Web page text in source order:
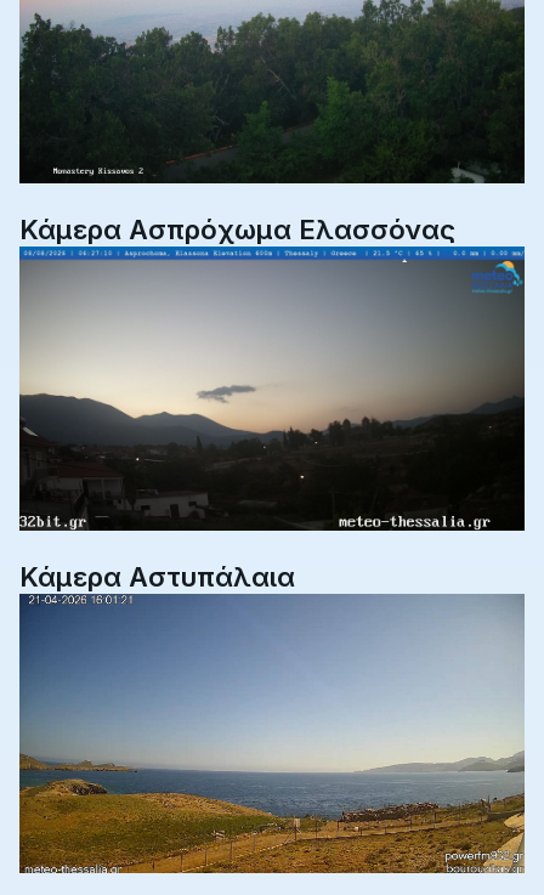
Κάμερα Ασπρόχωμα Ελασσόνας
Κάμερα Αστυπάλαια